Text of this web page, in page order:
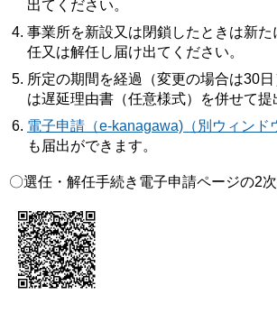
出てください。
事業所を新設又は閉鎖したときは新た
任又は解任し届け出てください。
所定の期間を経過（変更の場合は30
は遅延理由書（任意様式）を併せて提
電子申請（e-kanagawa)（別ウィンド
も届出ができます。
〇選任・解任手続き電子申請ページの2